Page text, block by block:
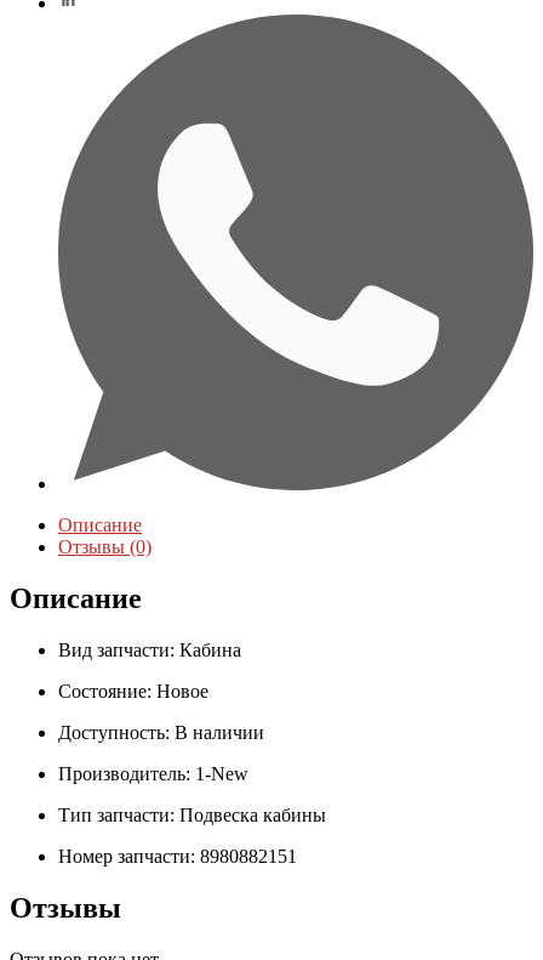
Описание
Отзывы (0)
Описание
Вид запчасти: Кабина
Состояние: Новое
Доступность: В наличии
Производитель: 1-New
Тип запчасти: Подвеска кабины
Номер запчасти: 8980882151
Отзывы